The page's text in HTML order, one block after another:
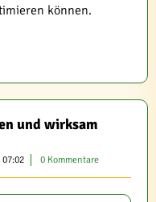
können.
und wirksam
07:02 0 Kommentare